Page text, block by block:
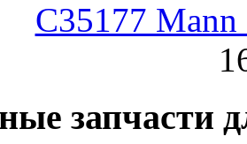
C35177
запчасти